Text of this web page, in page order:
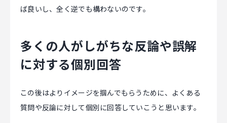
ば良いし、全く逆でも構わないのです。
多くの人がしがちな反論や誤解
に対する個別回答
この後はよりイメージを掴んでもらうために、よくある
質問や反論に対して個別に回答していこうと思います。